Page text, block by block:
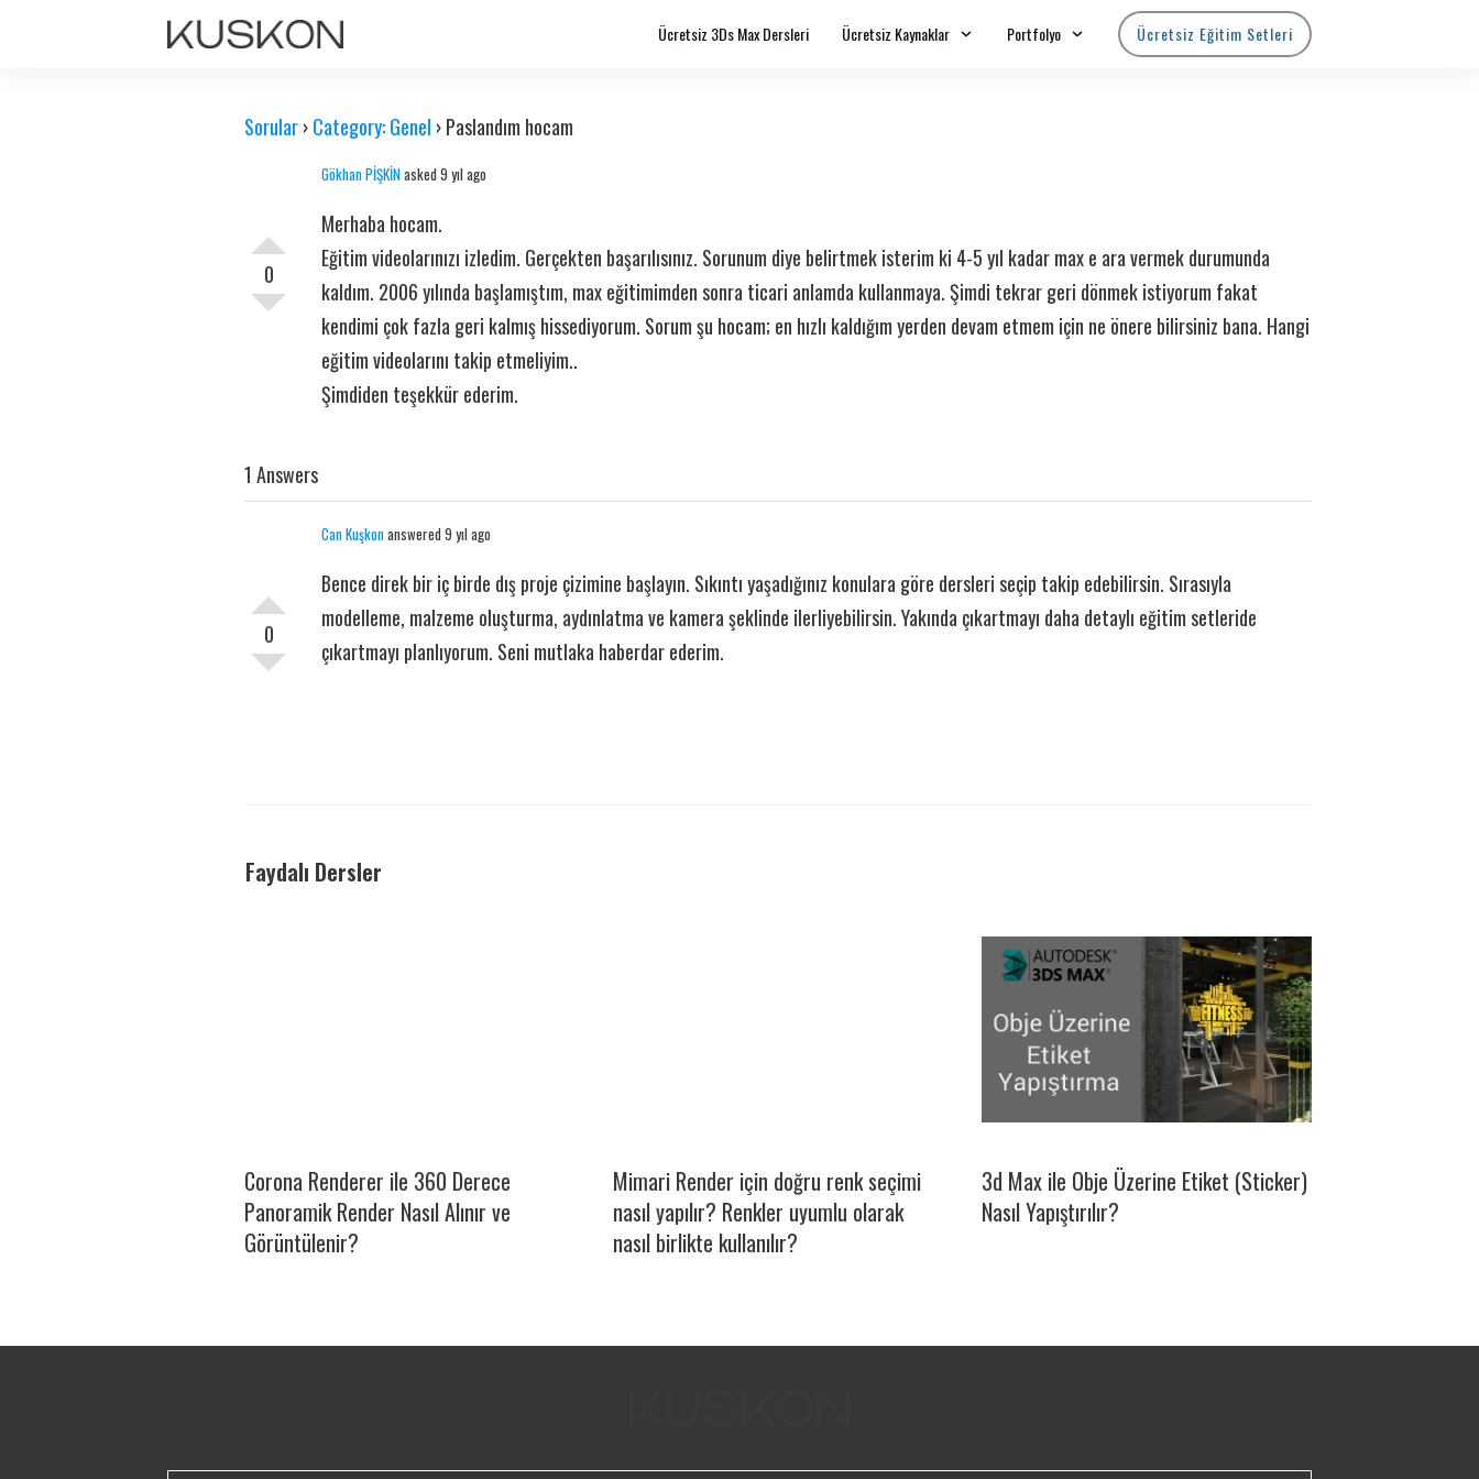
Ücretsiz 3Ds Max Dersleri Ücretsiz Kaynaklar Portfolyo Ücretsiz Eğitim Setleri
Sorular›Category: Genel ›Paslandım hocam
0
Gökhan PİŞKİNasked 9 yıl ago
Merhaba hocam.
Eğitim videolarınızı izledim. Gerçekten başarılısınız. Sorunum diye belirtmek isterim ki 4-5 yıl kadar max e ara vermek durumunda
kaldım. 2006 yılında başlamıştım, max eğitimimden sonra ticari anlamda kullanmaya. Şimdi tekrar geri dönmek istiyorum fakat
kendimi çok fazla geri kalmış hissediyorum. Sorum şu hocam; en hızlı kaldığım yerden devam etmem için ne önere bilirsiniz bana. Hangi
eğitim videolarını takip etmeliyim..
Şimdiden teşekkür ederim.
1 Answers
0
Can Kuşkonanswered 9 yıl ago
Bence direk bir iç birde dış proje çizimine başlayın. Sıkıntı yaşadığınız konulara göre dersleri seçip takip edebilirsin. Sırasıyla
modelleme, malzeme oluşturma, aydınlatma ve kamera şeklinde ilerliyebilirsin. Yakında çıkartmayı daha detaylı eğitim setleride
çıkartmayı planlıyorum. Seni mutlaka haberdar ederim.
Faydalı Dersler
Corona Renderer ile 360 Derece
Panoramik Render Nasıl Alınır ve
Görüntülenir?
Mimari Render için doğru renk seçimi
nasıl yapılır? Renkler uyumlu olarak
nasıl birlikte kullanılır?
3d Max ile Obje Üzerine Etiket (Sticker)
Nasıl Yapıştırılır?